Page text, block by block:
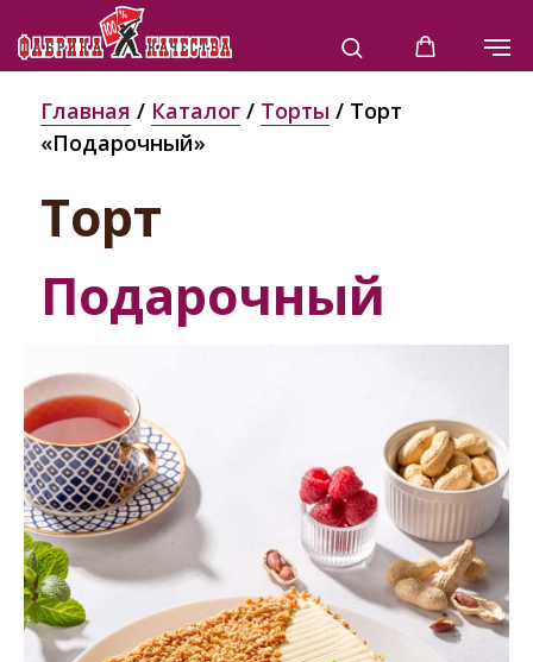
Торт
Подарочный
Главная / Каталог / Торты / Торт
«Подарочный»